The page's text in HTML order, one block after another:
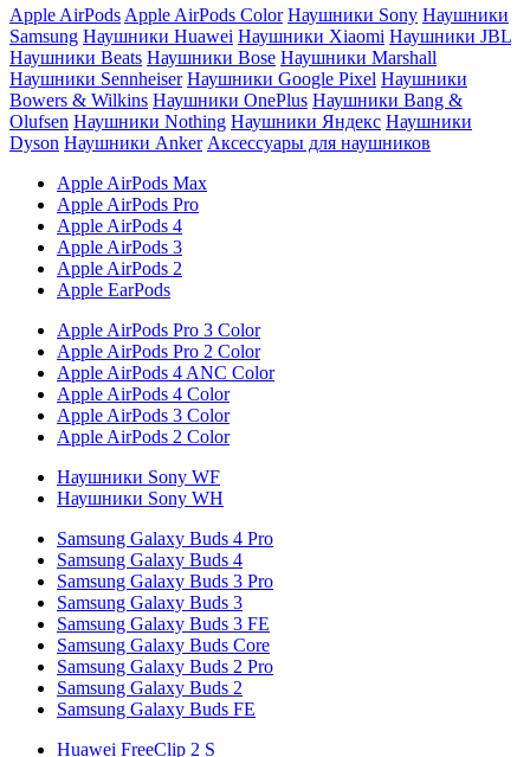
Apple AirPods Apple AirPods Color Наушники Sony Наушники
Samsung Наушники Huawei Наушники Xiaomi Наушники JBL
Наушники Beats Наушники Bose Наушники Marshall
Наушники Sennheiser Наушники Google Pixel Наушники
Bowers & Wilkins Наушники OnePlus Наушники Bang &
Olufsen Наушники Nothing Наушники Яндекс Наушники
Dyson Наушники Anker Аксессуары для наушников
Apple AirPods Max
Apple AirPods Pro
Apple AirPods 4
Apple AirPods 3
Apple AirPods 2
Apple EarPods
Apple AirPods Pro 3 Color
Apple AirPods Pro 2 Color
Apple AirPods 4 ANC Color
Apple AirPods 4 Color
Apple AirPods 3 Color
Apple AirPods 2 Color
Наушники Sony WF
Наушники Sony WH
Samsung Galaxy Buds 4 Pro
Samsung Galaxy Buds 4
Samsung Galaxy Buds 3 Pro
Samsung Galaxy Buds 3
Samsung Galaxy Buds 3 FE
Samsung Galaxy Buds Core
Samsung Galaxy Buds 2 Pro
Samsung Galaxy Buds 2
Samsung Galaxy Buds FE
Huawei FreeClip 2 S